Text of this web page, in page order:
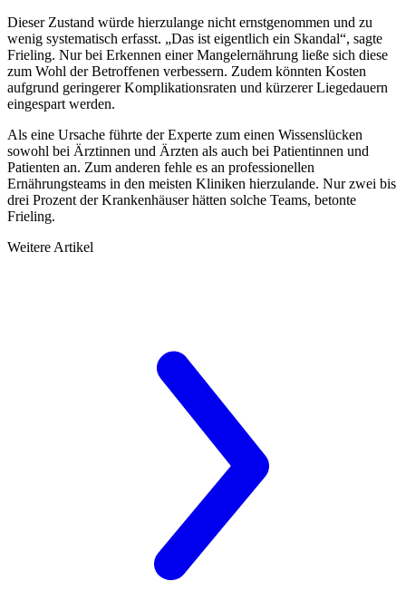
Dieser Zustand würde hierzulange nicht ernstgenommen und zu
wenig systematisch erfasst. „Das ist eigentlich ein Skandal“, sagte
Frieling. Nur bei Erkennen einer Mangelernährung ließe sich diese
zum Wohl der Betroffenen verbessern. Zudem könnten Kosten
aufgrund geringerer Komplikationsraten und kürzerer Liegedauern
eingespart werden.
Als eine Ursache führte der Experte zum einen Wissenslücken
sowohl bei Ärztinnen und Ärzten als auch bei Patientinnen und
Patienten an. Zum anderen fehle es an professionellen
Ernährungsteams in den meisten Kliniken hierzulande. Nur zwei bis
drei Prozent der Krankenhäuser hätten solche Teams, betonte
Frieling.
Weitere Artikel